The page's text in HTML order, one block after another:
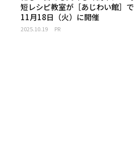
短レシピ教室が［あじわい館］で
11月18日（火）に開催
2025.10.19 PR